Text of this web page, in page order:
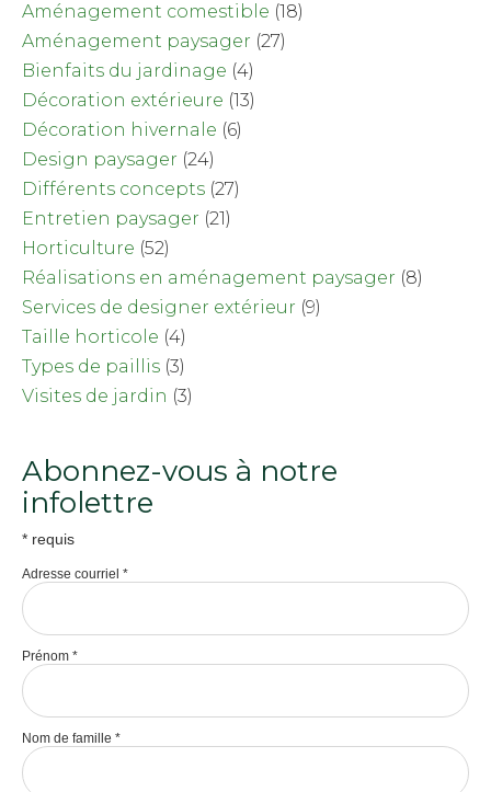
Aménagement comestible (18)
Aménagement paysager (27)
Bienfaits du jardinage (4)
Décoration extérieure (13)
Décoration hivernale (6)
Design paysager (24)
Différents concepts (27)
Entretien paysager (21)
Horticulture (52)
Réalisations en aménagement paysager (8)
Services de designer extérieur (9)
Taille horticole (4)
Types de paillis (3)
Visites de jardin (3)
Abonnez-vous à notre
infolettre
* requis
Adresse courriel *
Prénom *
Nom de famille *